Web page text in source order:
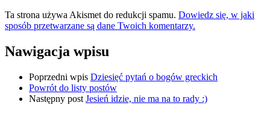
Ta strona używa Akismet do redukcji spamu. Dowiedz się, w jaki
sposób przetwarzane są dane Twoich komentarzy.
Nawigacja wpisu
Poprzedni wpis Dziesięć pytań o bogów greckich
Powrót do listy postów
Następny post Jesień idzie, nie ma na to rady :)